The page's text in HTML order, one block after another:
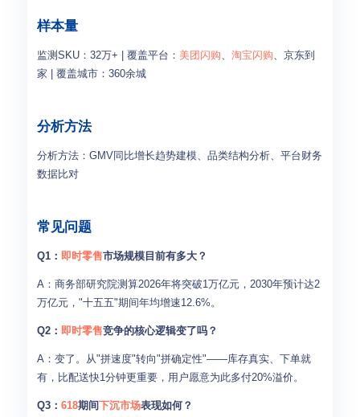
样本量
监测SKU：32万+ | 覆盖平台： 美团闪购、 淘宝闪购、京东到
家 | 覆盖城市：360余城
分析方法
分析方法：GMV同比增长趋势建模、品类结构分析、平台财务
数据比对
常见问题
Q1： 即时零售市场规模目前有多大？
A：商务部研究院测算2026年将突破1万亿元，2030年预计达2
万亿元，"十五五"期间年均增速12.6%。
Q2： 即时零售竞争的核心逻辑变了吗？
A：变了。从"拼速度"转向"拼确定性"——库存真实、下单就
有，比配送快1分钟更重要，用户愿意为此多付20%溢价。
Q3： 618期间下沉市场表现如何？